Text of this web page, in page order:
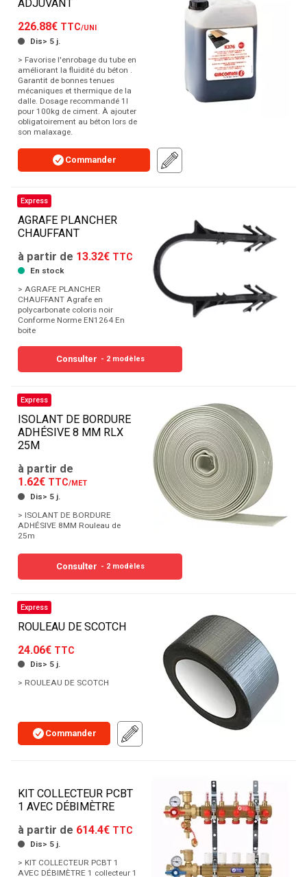
ADJUVANT
226.88€ TTC/UNI
Dis> 5 j.
> Favorise l'enrobage du tube en
améliorant la fluidité du béton .
Garantit de bonnes tenues
mécaniques et thermique de la
dalle. Dosage recommandé 1l
pour 100kg de ciment. À ajouter
obligatoirement au béton lors de
son malaxage.
Commander
Express
AGRAFE PLANCHER
CHAUFFANT
à partir de 13.32€ TTC
En stock
> AGRAFE PLANCHER
CHAUFFANT Agrafe en
polycarbonate coloris noir
Conforme Norme EN1264 En
boite
Consulter - 2 modèles
Express
ISOLANT DE BORDURE
ADHÉSIVE 8 MM RLX
25M
à partir de
1.62€ TTC/MET
Dis> 5 j.
> ISOLANT DE BORDURE
ADHÉSIVE 8MM Rouleau de
25m
Consulter - 2 modèles
Express
ROULEAU DE SCOTCH
24.06€ TTC
Dis> 5 j.
> ROULEAU DE SCOTCH
Commander
KIT COLLECTEUR PCBT
1 AVEC DÉBIMÈTRE
à partir de 614.4€ TTC
Dis> 5 j.
> KIT COLLECTEUR PCBT 1
AVEC DÉBIMÈTRE 1 collecteur 1